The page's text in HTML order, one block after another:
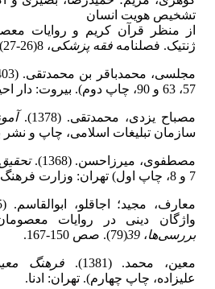
تشخیص هویت انسان
از منظر قرآن کریم و روایات
ژنتیک. فصلنامه فقه پزشکی، 8(26-27)، صص 175-194.
مجلسی، محمدباقر بن‌ محمدتقی. (1403ق).
57، 63 و 90، چاپ دوم). بیروت: دار احیاء التراث العربی.
مصباح یزدی، محمدتقی. (1378).
سازمان تبلیغات اسلامی، چاپ و نشر
مصطفوی، میرزاحسن. (1368).
7 و 8،
چاپ اول) تهران: وزارت
واژگان دینی در روایات
بررسی‌ها، 39(79). صص 150‑167.
معین، محمد. (1381). فرهنگ
علیزاده، چاپ چهارم). تهران: ادنا.